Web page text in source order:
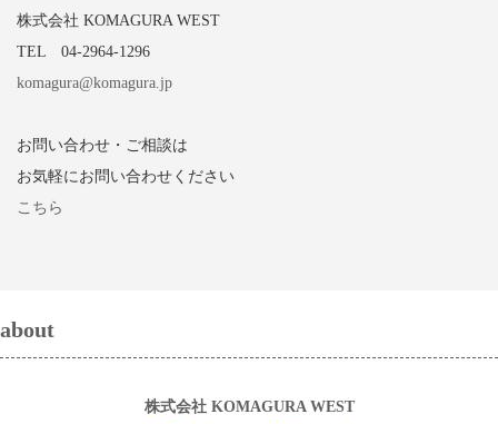
株式会社 KOMAGURA WEST
TEL 04-2964-1296
komagura@komagura.jp
お問い合わせ・ご相談は
お気軽にお問い合わせください
こちら
about
株式会社 KOMAGURA WEST